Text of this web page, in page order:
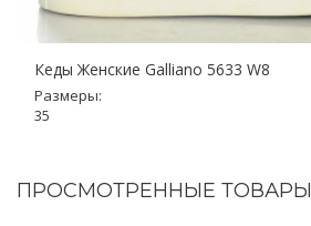
Кеды Женские Galliano 5633 W8
Размеры:
35
ПРОСМОТРЕННЫЕ ТОВАРЫ